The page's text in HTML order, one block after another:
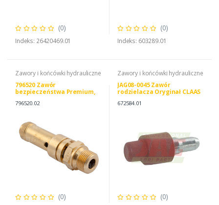
(0)
Indeks: 26420469.01
(0)
Indeks: 603289.01
Zawory i końcówki hydrauliczne
796520 Zawór
bezpieczeństwa Premium,
796520.02
(0)
Zawory i końcówki hydrauliczne
JAG08-0045 Zawór
rodzielacza Oryginał CLAAS
672584.01
(0)